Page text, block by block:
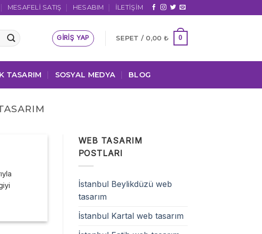
MESAFELI SATIŞ HESABIM İLETIŞIM
GIRIŞ YAP SEPET / 0,00 ₺ 0
TASARIM SOSYAL MEDYA BLOG
WEB TASARIM
POSTLARI
İstanbul Beylikdüzü web
tasarım
İstanbul Kartal web tasarım